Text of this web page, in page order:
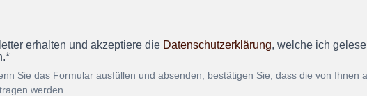
erhalten und akzeptiere die Datenschutzerklärung, welche ich
Sie das Formular ausfüllen und absenden, bestätigen Sie, dass die von Ihnen
werden.